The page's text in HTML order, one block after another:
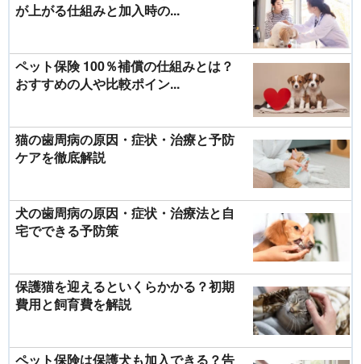
が上がる仕組みと加入時の...
ペット保険 100％補償の仕組みとは？
おすすめの人や比較ポイン...
猫の歯周病の原因・症状・治療と予防
ケアを徹底解説
犬の歯周病の原因・症状・治療法と自
宅でできる予防策
保護猫を迎えるといくらかかる？初期
費用と飼育費を解説
ペット保険は保護犬も加入できる？告